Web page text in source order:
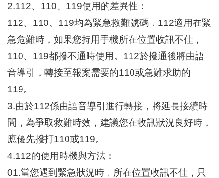
化
資
北
市
區
里
說
臺
北
鄰
長
2.112、110、119使用的差異性：
112、110、119均為緊急救難號碼，112適用在緊
急危難時，如果您持用手機所在位置收訊不佳，
110、119都撥不通時使用。112於撥通後將由語
音導引，轉接至報案需要的110或急難求助的
119。
3.由於112係由語音導引進行轉接，將延長接續時
間，為爭取救難時效，建議您在收訊狀況良好時，
應優先撥打110或119。
4.112的使用時機與方法：
01.當您遇到緊急狀況時，所在位置收訊不佳，只